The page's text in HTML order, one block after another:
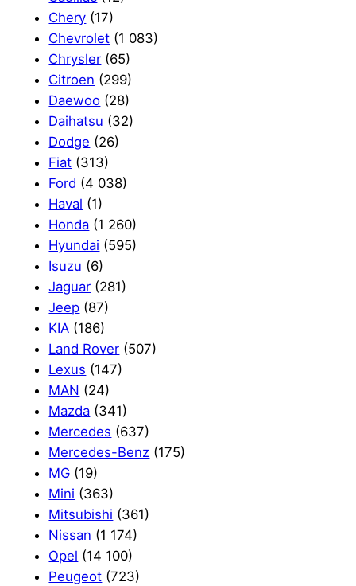
Chery (17)
Chevrolet (1 083)
Chrysler (65)
Citroen (299)
Daewoo (28)
Daihatsu (32)
Dodge (26)
Fiat (313)
Ford (4 038)
Haval (1)
Honda (1 260)
Hyundai (595)
Isuzu (6)
Jaguar (281)
Jeep (87)
KIA (186)
Land Rover (507)
Lexus (147)
MAN (24)
Mazda (341)
Mercedes (637)
Mercedes-Benz (175)
MG (19)
Mini (363)
Mitsubishi (361)
Nissan (1 174)
Opel (14 100)
Peugeot (723)